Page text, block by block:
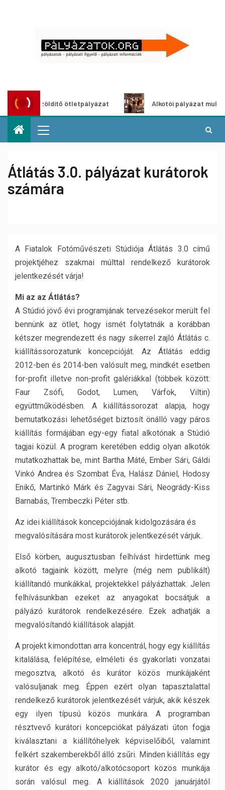
ötletpályázat Alkotói pályázat multimédia-
Átlátás 3.0. pályázat kurátorok
számára
A Fiatalok Fotóművészeti Stúdiója Átlátás 3.0 című
projektjéhez szakmai múlttal rendelkező kurátorok
jelentkezését várja!
Mi az az Átlátás?
A Stúdió jövő évi programjának tervezésekor merült fel
bennünk az ötlet, hogy ismét folytatnák a korábban
kétszer megrendezett és nagy sikerrel zajló Átlátás c.
kiállítássorozatunk koncepcióját. Az Átlátás eddig
2012-ben és 2014-ben valósult meg, mindkét esetben
for-profit illetve non-profit galériákkal (többek között:
Faur Zsófi, Godot, Lumen, Várfok, Viltin)
együttműködésben. A kiállítássorozat alapja, hogy
bemutatkozási lehetőséget biztosít önálló vagy páros
kiállítás formájában egy-egy fiatal alkotónak a Stúdió
tagjai közül. A program keretében eddig olyan alkotók
mutatkozhattak be, mint Bartha Máté, Ember Sári, Gáldi
Vinkó Andrea és Szombat Éva, Halász Dániel, Hodosy
Enikő, Martinkó Márk és Zagyvai Sári, Neogrády-Kiss
Barnabás, Trembeczki Péter stb.
Az idei kiállítások koncepciójának kidolgozására és
megvalósítására most kurátorok jelentkezését várjuk.
Első körben, augusztusban felhívást hirdettünk meg
alkotó tagjaink között, melyre (még nem publikált)
kiállítandó munkákkal, projektekkel pályázhattak. Jelen
felhívásunkban ezeket az anyagokat bocsátjuk a
pályázó kurátorok rendelkezésére. Ezek adhatják a
megvalósítandó kiállítások alapját.
A projekt kimondottan arra koncentrál, hogy egy kiállítás
kitalálása, felépítése, elméleti és gyakorlati vonzatai
megosztva, alkotó és kurátor közös munkájaként
valósuljanak meg. Éppen ezért olyan tapasztalattal
rendelkező kurátorok jelentkezését várjuk, akik készek
egy ilyen típusú közös munkára. A programban
résztvevő kurátori koncepciókat pályázati úton fogja
kiválasztani a kiállítóhelyek képviselőiből, valamint
felkért szakemberekből álló zsűri. Minden kiállítás egy
kurátor és egy alkotó/alkotócsoport közös munkája
során valósul meg. A kiállítások 2020 januárjától